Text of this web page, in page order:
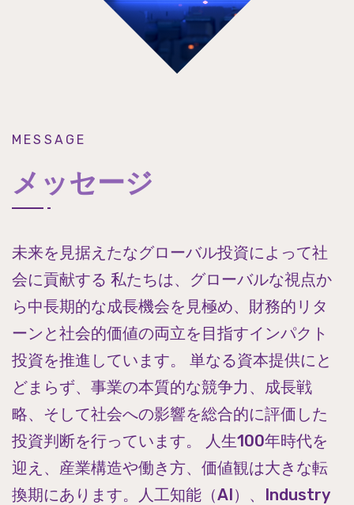
MESSAGE
メッセージ
未来を見据えたなグローバル投資によって社
会に貢献する 私たちは、グローバルな視点か
ら中長期的な成長機会を見極め、財務的リタ
ーンと社会的価値の両立を目指すインパクト
投資を推進しています。 単なる資本提供にと
どまらず、事業の本質的な競争力、成長戦
略、そして社会への影響を総合的に評価した
投資判断を行っています。 人生100年時代を
迎え、産業構造や働き方、価値観は大きな転
換期にあります。人工知能（AI）、Industry